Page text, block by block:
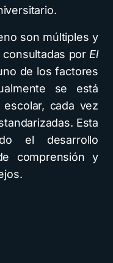
son múltiples y
consultadas por El
de los factores
se está
cada vez
Esta
el desarrollo
comprensión y